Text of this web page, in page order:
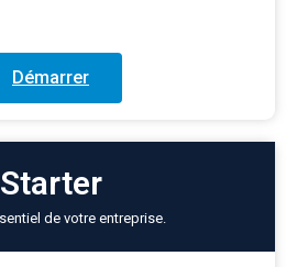
Démarrer
Starter
de votre entreprise.